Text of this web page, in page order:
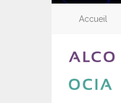
Main
navigation
Accueil